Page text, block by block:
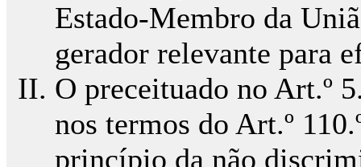
Estado-Membro da
gerador relevante para
O preceituado no Art.º
nos termos do Art.º
princípio da não